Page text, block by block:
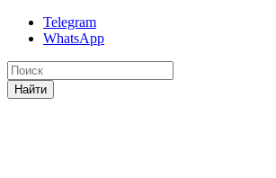
Telegram
WhatsApp
Найти